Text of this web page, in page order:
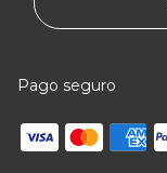
Pago seguro